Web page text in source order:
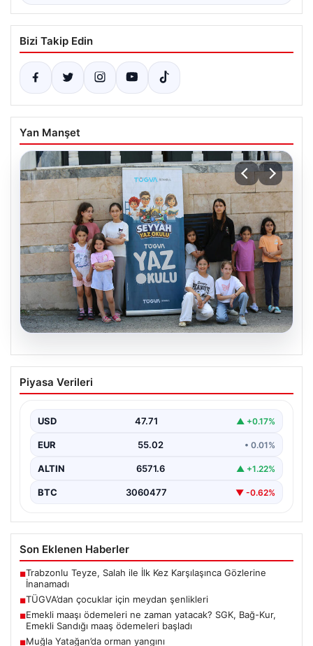
Bizi Takip Edin
Yan Manşet
06.08.2026
TÜGVA’dan çocuklar için meydan
şenlikleri
Piyasa Verileri
USD 47.71 ▲ +0.17%
EUR 55.02 • 0.01%
ALTIN 6571.6 ▲ +1.22%
BTC 3060477 ▼ -0.62%
Son Eklenen Haberler
■Trabzonlu Teyze, Salah ile İlk Kez Karşılaşınca Gözlerine
İnanamadı
■TÜGVA’dan çocuklar için meydan şenlikleri
■Emekli maaşı ödemeleri ne zaman yatacak? SGK, Bağ-Kur,
Emekli Sandığı maaş ödemeleri başladı
■Muğla Yatağan’da orman yangını